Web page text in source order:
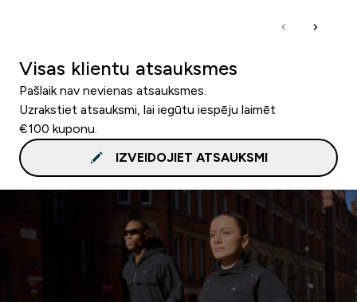
Visas klientu atsauksmes
Pašlaik nav nevienas atsauksmes.
Uzrakstiet atsauksmi, lai iegūtu iespēju laimēt
€100 kuponu.
IZVEIDOJIET ATSAUKSMI